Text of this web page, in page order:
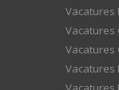
Vacatures
Vacatures
Vacatures
Vacatures